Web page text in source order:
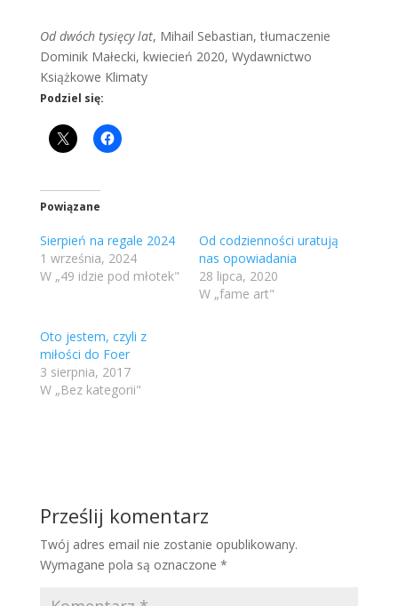
Od dwóch tysięcy lat, Mihail Sebastian, tłumaczenie
Dominik Małecki, kwiecień 2020, Wydawnictwo
Książkowe Klimaty
Podziel się:
Powiązane
Sierpień na regale 2024
1 września, 2024
W „49 idzie pod młotek"
Od codzienności uratują
nas opowiadania
28 lipca, 2020
W „fame art"
Oto jestem, czyli z
miłości do Foer
3 sierpnia, 2017
W „Bez kategorii"
Prześlij komentarz
Twój adres email nie zostanie opublikowany.
Wymagane pola są oznaczone *